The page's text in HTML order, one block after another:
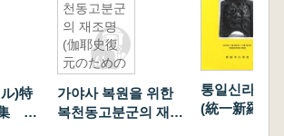
)特
第2
천동고분군
의 재조명
(伽耶史復
元のための
群の再照
明)
가야사 복원을 위한
복천동고분군의 재조
통일신라시
(統一新羅時